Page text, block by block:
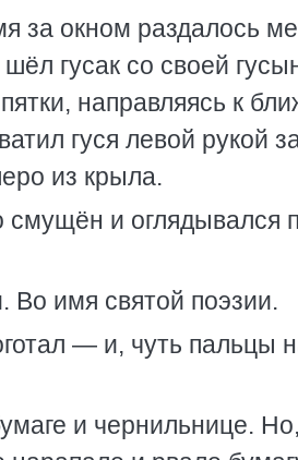
за окном раздалось
гусак со своей
направляясь к
гуся левой рукой
из крыла.
смущён и оглядывался
имя святой поэзии.
— и, чуть пальцы
и чернильнице.